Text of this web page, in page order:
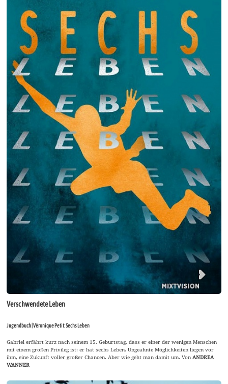
Verschwendete Leben
Jugendbuch | Véronique Petit: Sechs Leben
Gabriel erfährt kurz nach seinem 15. Geburtstag, dass er einer der wenigen Menschen
mit einem großen Privileg ist: er hat sechs Leben. Ungeahnte Möglichkeiten liegen vor
ihm, eine Zukunft voller großer Chancen. Aber wie geht man damit um. VonANDREA
WANNER